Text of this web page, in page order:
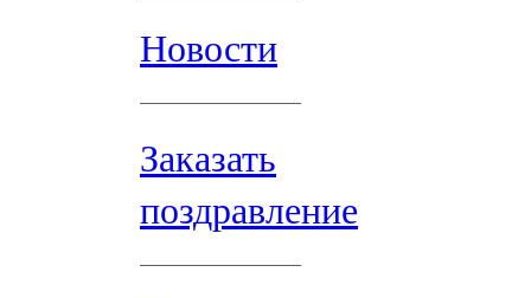
Новости
Заказать
поздравление